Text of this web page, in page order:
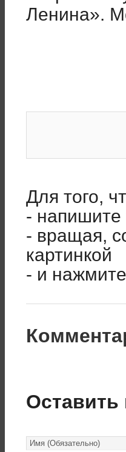
Ленина».
Для того,
- напишите
- вращая,
картинкой
- и
Оставить